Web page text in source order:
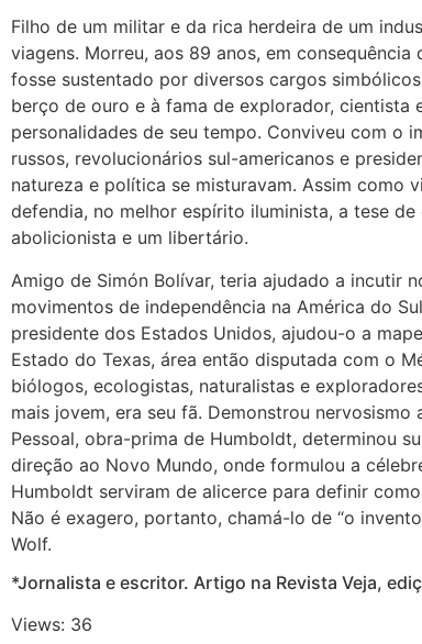
Filho de um militar e da rica herdeira de um
viagens. Morreu, aos 89 anos, em
fosse sustentado por diversos cargos
berço de ouro e à fama de explorador,
personalidades de seu tempo. Conviveu com o
russos, revolucionários sul-americanos e
natureza e política se misturavam. Assim como
defendia, no melhor espírito iluminista, a tese
abolicionista e um libertário.
Amigo de Simón Bolívar, teria ajudado a incutir
movimentos de independência na América do
presidente dos Estados Unidos, ajudou-o a
Estado do Texas, área então disputada com o
biólogos, ecologistas, naturalistas e
mais jovem, era seu fã. Demonstrou
Pessoal, obra-prima de Humboldt, determinou
direção ao Novo Mundo, onde formulou a
Humboldt serviram de alicerce para definir
Não é exagero, portanto, chamá-lo de “o
Wolf.
*Jornalista e escritor. Artigo na Revista Veja,
Views: 36